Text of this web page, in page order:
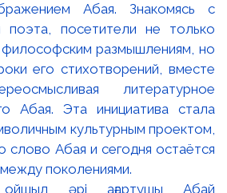
Абая. Знакомясь с
поэта, посетители не только
размышлениям, но
его стихотворений, вместе
литературное
Абая. Эта инициатива стала
культурным проектом,
слово Абая и сегодня остаётся
поколениями.